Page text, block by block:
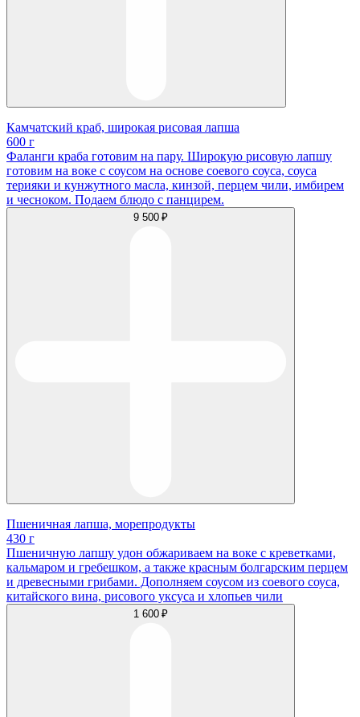
Камчатский краб, широкая рисовая лапша
600 г
Фаланги краба готовим на пару. Широкую рисовую лапшу
готовим на воке с соусом на основе соевого соуса, соуса
терияки и кунжутного масла, кинзой, перцем чили, имбирем
и чесноком. Подаем блюдо с панцирем.
9 500 ₽
Пшеничная лапша, морепродукты
430 г
Пшеничную лапшу удон обжариваем на воке с креветками,
кальмаром и гребешком, а также красным болгарским перцем
и древесными грибами. Дополняем соусом из соевого соуса,
китайского вина, рисового уксуса и хлопьев чили
1 600 ₽